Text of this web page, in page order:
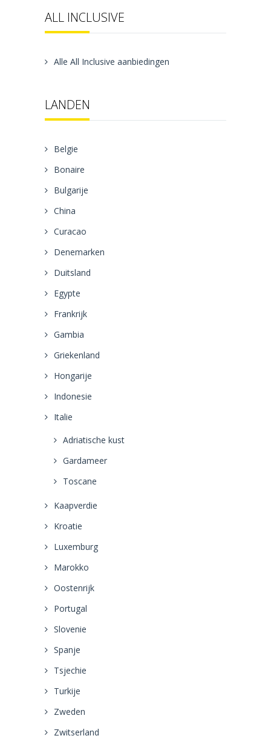
ALL INCLUSIVE
Alle All Inclusive aanbiedingen
LANDEN
Belgie
Bonaire
Bulgarije
China
Curacao
Denemarken
Duitsland
Egypte
Frankrijk
Gambia
Griekenland
Hongarije
Indonesie
Italie
Adriatische kust
Gardameer
Toscane
Kaapverdie
Kroatie
Luxemburg
Marokko
Oostenrijk
Portugal
Slovenie
Spanje
Tsjechie
Turkije
Zweden
Zwitserland